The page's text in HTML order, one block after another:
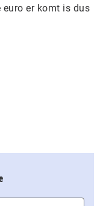
er komt is dus